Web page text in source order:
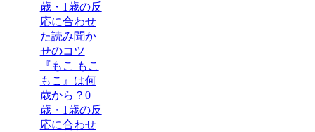
『もこ もこ
もこ』は何
歳から？0
歳・1歳の反
応に合わせ